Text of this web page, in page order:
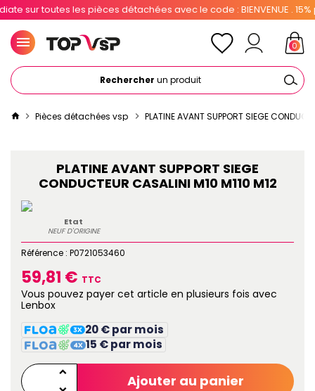
sur toutes les pièces détachées avec le code : BIENVENUE . 15%
Rechercher un produit
0
Pièces détachées vsp PLATINE AVANT SUPPORT SIEGE
PLATINE AVANT SUPPORT SIEGE
CONDUCTEUR CASALINI M10 M110 M12
Etat
NEUF D'ORIGINE
Référence : P0721053460
59,81 € TTC
Vous pouvez payer cet article en plusieurs fois avec
Lenbox
20 € par mois
15 € par mois
Ajouter au panier